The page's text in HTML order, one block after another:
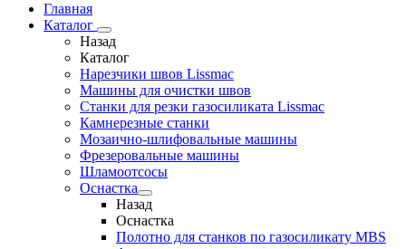
Главная
Каталог
Назад
Каталог
Нарезчики швов Lissmac
Машины для очистки швов
Станки для резки газосиликата Lissmac
Камнерезные станки
Мозаично-шлифовальные машины
Фрезеровальные машины
Шламоотсосы
Оснастка
Назад
Оснастка
Полотно для станков по газосиликату MBS